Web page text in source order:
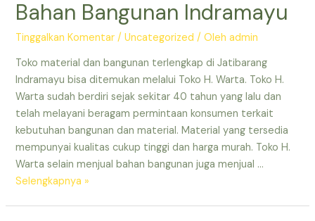
Bangunan
Terdekat
–
Toko
Besi
dan
Bangunan
Jatibarang
–
Daftar
Bahan Bangunan Indramayu
Tinggalkan Komentar /Uncategorized / Olehadmin
Toko material dan bangunan terlengkap di Jatibarang
Indramayu bisa ditemukan melalui Toko H. Warta. Toko H.
Warta sudah berdiri sejak sekitar 40 tahun yang lalu dan
telah melayani beragam permintaan konsumen terkait
kebutuhan bangunan dan material. Material yang tersedia
mempunyai kualitas cukup tinggi dan harga murah. Toko H.
Warta selain menjual bahan bangunan juga menjual …
Toko
Selengkapnya »